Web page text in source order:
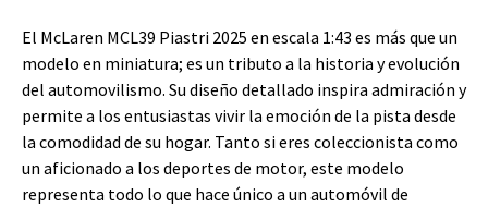
El McLaren MCL39 Piastri 2025 en escala 1:43 es más que un
modelo en miniatura; es un tributo a la historia y evolución
del automovilismo. Su diseño detallado inspira admiración y
permite a los entusiastas vivir la emoción de la pista desde
la comodidad de su hogar. Tanto si eres coleccionista como
un aficionado a los deportes de motor, este modelo
representa todo lo que hace único a un automóvil de